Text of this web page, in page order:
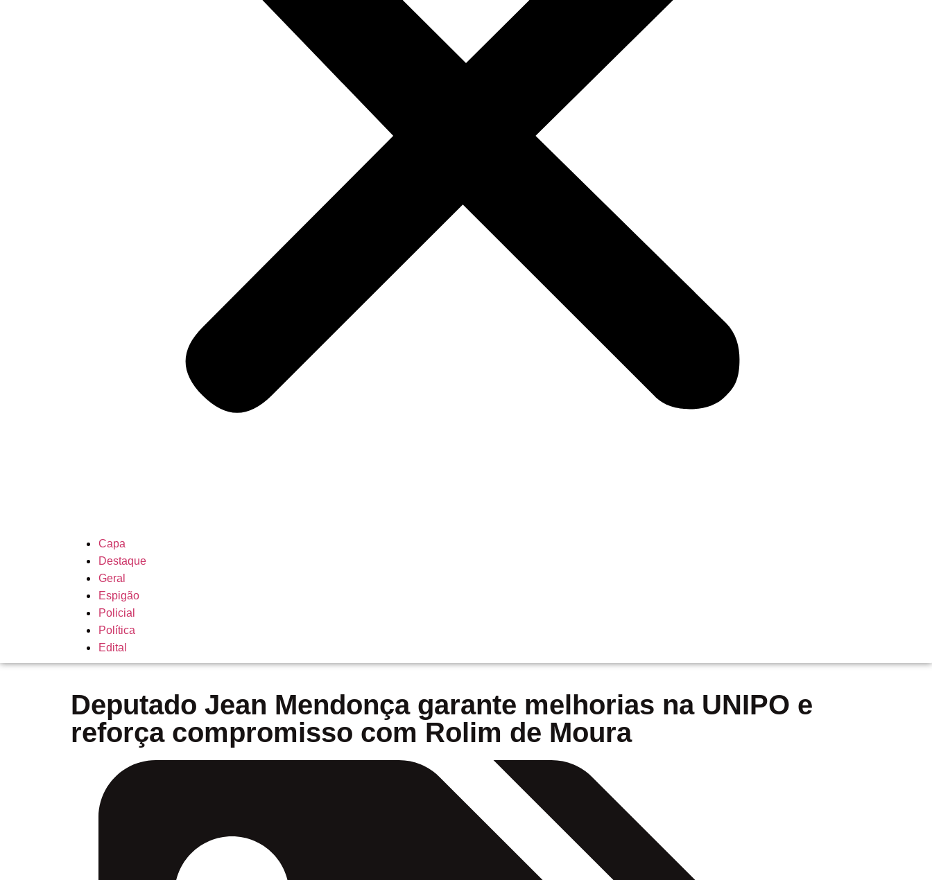
Capa
Destaque
Geral
Espigão
Policial
Política
Edital
Deputado Jean Mendonça garante melhorias na UNIPO e
reforça compromisso com Rolim de Moura